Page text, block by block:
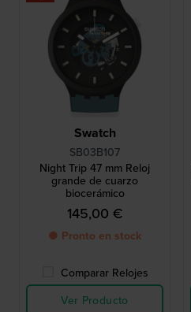
Swatch
SB03B107
Night Trip 47 mm Reloj
grande de cuarzo
biocerámico
145,00 €
● Pronto en stock
Comparar Relojes
Ver Producto